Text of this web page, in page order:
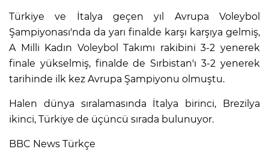
Türkiye ve İtalya geçen yıl Avrupa Voleybol
Şampiyonası'nda da yarı finalde karşı karşıya gelmiş,
A Milli Kadın Voleybol Takımı rakibini 3-2 yenerek
finale yükselmiş, finalde de Sırbistan'ı 3-2 yenerek
tarihinde ilk kez Avrupa Şampiyonu olmuştu.
Halen dünya sıralamasında İtalya birinci, Brezilya
ikinci, Türkiye de üçüncü sırada bulunuyor.
BBC News Türkçe